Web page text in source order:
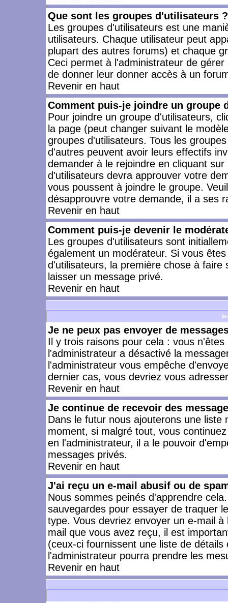
Que sont les groupes d'utilisateurs ?
Les groupes d'utilisateurs est une
utilisateurs. Chaque utilisateur peut
plupart des autres forums) et chaque
Ceci permet à l'administrateur de
de donner leur donner accès à un
Revenir en haut
Comment puis-je joindre un groupe
Pour joindre un groupe d'utilisateurs,
la page (peut changer suivant le
groupes d'utilisateurs. Tous les
d'autres peuvent avoir leurs effectifs
demander à le rejoindre en cliquant
d'utilisateurs devra approuver votre
vous poussent à joindre le groupe.
désapprouvre votre demande, il a ses
Revenir en haut
Comment puis-je devenir le
Les groupes d'utilisateurs sont
également un modérateur. Si vous
d'utilisateurs, la première chose à
laisser un message privé.
Revenir en haut
Je ne peux pas envoyer de
Il y trois raisons pour cela : vous
l'administrateur a désactivé la
l'administrateur vous empêche
dernier cas, vous devriez vous
Revenir en haut
Je continue de recevoir des
Dans le futur nous ajouterons une
moment, si malgré tout, vous
en l'administrateur, il a le pouvoir
messages privés.
Revenir en haut
J'ai reçu un e-mail abusif ou de
Nous sommes peinés d'apprendre
sauvegardes pour essayer de traquer
type. Vous devriez envoyer un e-mail
mail que vous avez reçu, il est
(ceux-ci fournissent une liste de
l'administrateur pourra prendre les
Revenir en haut